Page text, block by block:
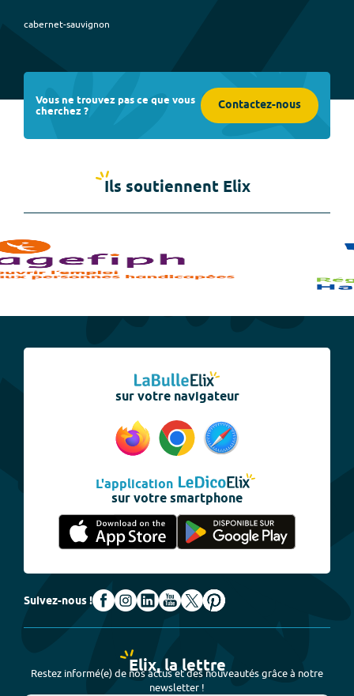
cabernet-sauvignon
Vous ne trouvez pas ce que vous
cherchez ? Contactez-nous
Ils soutiennent Elix
sur votre navigateur
L'application
sur votre smartphone
Suivez-nous !
Elix, la lettre
Restez informé(e) de nos actus et des nouveautés grâce à notre
newsletter !